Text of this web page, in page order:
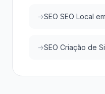
SEO SEO Local
SEO Criação de